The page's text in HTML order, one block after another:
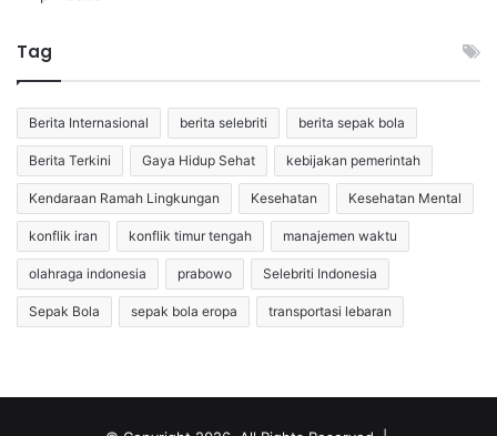
Tag
Berita Internasional berita selebriti berita sepak bola
Berita Terkini Gaya Hidup Sehat kebijakan pemerintah
Kendaraan Ramah Lingkungan Kesehatan Kesehatan Mental
konflik iran konflik timur tengah manajemen waktu
olahraga indonesia prabowo Selebriti Indonesia
Sepak Bola sepak bola eropa transportasi lebaran